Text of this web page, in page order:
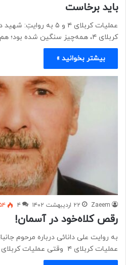
باید برخاست
عملیات کربلای ۴ و ۵ به
کربلای ۴، همه‌چیز سنگین شده بود؛ هم…
بیشتر بخوانید »
Zaeem ۲۲ اردیبهشت ۱۴۰۲ ۴
رقص کلاه‌خود در آسمان!
به روایت علی دانائی درباره مرحوم
عملیات کربلای ۴ وقتی عملیات کربلای ۴ انجام نشد و…